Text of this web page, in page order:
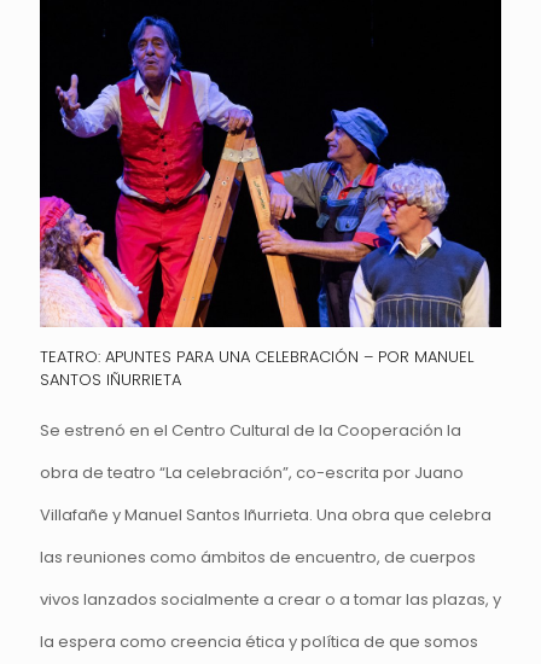
TEATRO: APUNTES PARA UNA CELEBRACIÓN – POR MANUEL
SANTOS IÑURRIETA
Se estrenó en el Centro Cultural de la Cooperación la
obra de teatro “La celebración”, co-escrita por Juano
Villafañe y Manuel Santos Iñurrieta. Una obra que celebra
las reuniones como ámbitos de encuentro, de cuerpos
vivos lanzados socialmente a crear o a tomar las plazas, y
la espera como creencia ética y política de que somos